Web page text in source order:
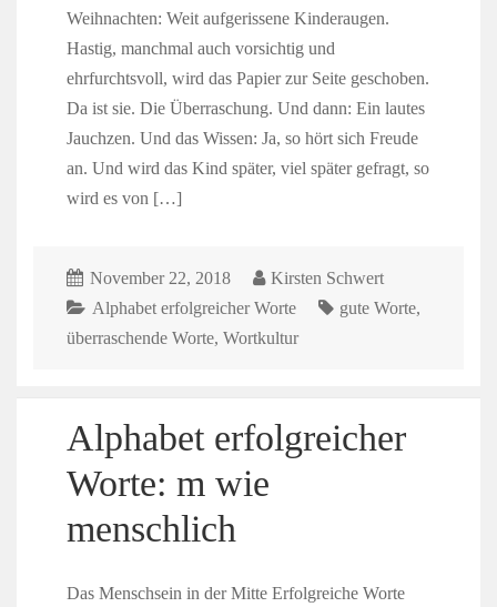
Weihnachten: Weit aufgerissene Kinderaugen.
Hastig, manchmal auch vorsichtig und
ehrfurchtsvoll, wird das Papier zur Seite geschoben.
Da ist sie. Die Überraschung. Und dann: Ein lautes
Jauchzen. Und das Wissen: Ja, so hört sich Freude
an. Und wird das Kind später, viel später gefragt, so
wird es von […]
November 22, 2018
Kirsten Schwert
Alphabet erfolgreicher Worte
gute Worte,
überraschende Worte, Wortkultur
Alphabet erfolgreicher
Worte: m wie
menschlich
Das Menschsein in der Mitte Erfolgreiche Worte